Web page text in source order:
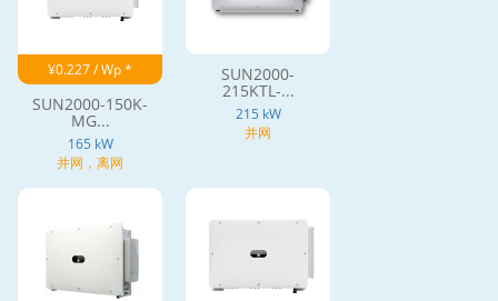
¥0.227 / Wp *
SUN2000-150K-
MG...
165 kW
并网，离网
SUN2000-
215KTL-...
215 kW
并网